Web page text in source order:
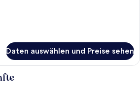
Daten auswählen und Preise sehen